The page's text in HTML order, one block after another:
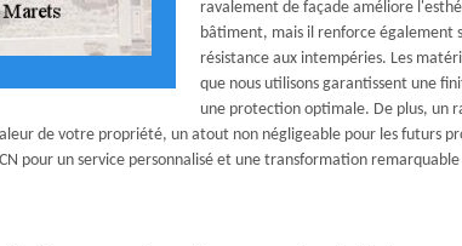
ravalement de façade améliore
bâtiment, mais il renforce également
résistance aux intempéries. Les
que nous utilisons garantissent une
une protection optimale. De plus, un
de votre propriété, un atout non négligeable pour les futurs
pour un service personnalisé et une transformation